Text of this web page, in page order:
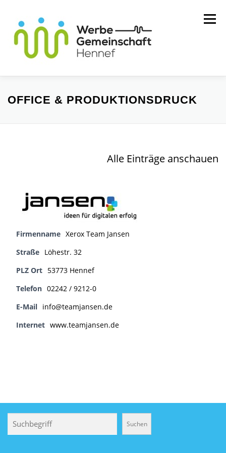
Inhalt
springen
Menü
MITGLIEDER WIR ÜBER UNS
OFFICE & PRODUKTIONSDRUCK
Alle Einträge anschauen
Firmenname Xerox Team Jansen
Straße Löhestr. 32
PLZ Ort 53773 Hennef
Telefon 02242 / 9212-0
E-Mail info@teamjansen.de
Internet www.teamjansen.de
Suchen
Suchen